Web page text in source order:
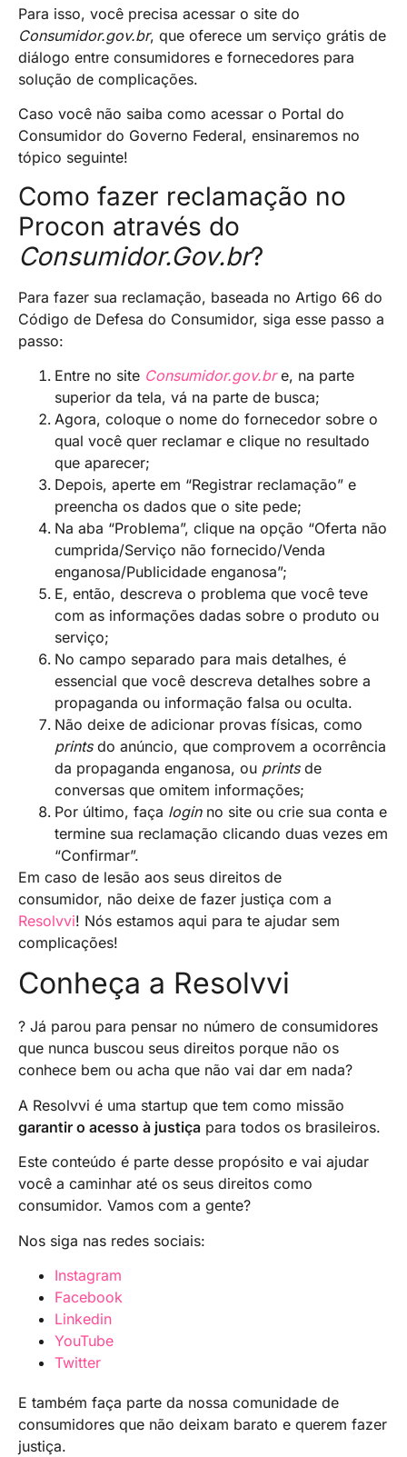
Para isso, você precisa acessar o site do
Consumidor.gov.br, que oferece um serviço grátis de
diálogo entre consumidores e fornecedores para
solução de complicações.
Caso você não saiba como acessar o Portal do
Consumidor do Governo Federal, ensinaremos no
tópico seguinte!
Como fazer reclamação no
Procon através do
Consumidor.Gov.br?
Para fazer sua reclamação, baseada no Artigo 66 do
Código de Defesa do Consumidor, siga esse passo a
passo:
Entre no site Consumidor.gov.bre, na parte
superior da tela, vá na parte de busca;
Agora, coloque o nome do fornecedor sobre o
qual você quer reclamar e clique no resultado
que aparecer;
Depois, aperte em “Registrar reclamação” e
preencha os dados que o site pede;
Na aba “Problema”, clique na opção “Oferta não
cumprida/Serviço não fornecido/Venda
enganosa/Publicidade enganosa”;
E, então, descreva o problema que você teve
com as informações dadas sobre o produto ou
serviço;
No campo separado para mais detalhes, é
essencial que você descreva detalhes sobre a
propaganda ou informação falsa ou oculta.
Não deixe de adicionar provas físicas, como
prints do anúncio, que comprovem a ocorrência
da propaganda enganosa, ou printsde
conversas que omitem informações;
Por último, faça loginno site ou crie sua conta e
termine sua reclamação clicando duas vezes em
“Confirmar”.
Em caso de lesão aos seus direitos de
consumidor, não deixe de fazer justiça com a
Resolvvi! Nós estamos aqui para te ajudar sem
complicações!
Conheça a Resolvvi
? Já parou para pensar no número de consumidores
que nunca buscou seus direitos porque não os
conhece bem ou acha que não vai dar em nada?
A Resolvvi é uma startup que tem como missão
garantir o acesso à justiça para todos os brasileiros.
Este conteúdo é parte desse propósito e vai ajudar
você a caminhar até os seus direitos como
consumidor. Vamos com a gente?
Nos siga nas redes sociais:
Instagram
Facebook
Linkedin
YouTube
Twitter
E também faça parte da nossa comunidade de
consumidores que não deixam barato e querem fazer
justiça.